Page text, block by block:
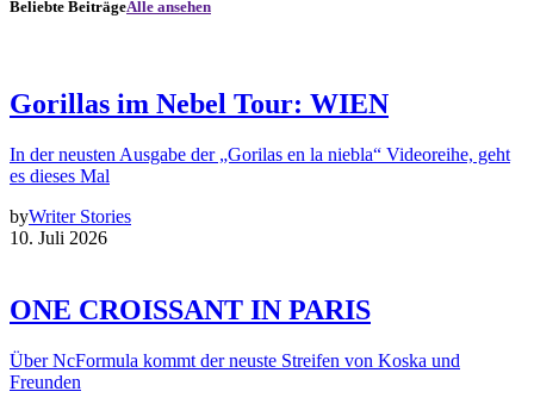
Beliebte BeiträgeAlle ansehen
Gorillas im Nebel Tour: WIEN
In der neusten Ausgabe der „Gorilas en la niebla“ Videoreihe, geht
es dieses Mal
byWriter Stories
10. Juli 2026
ONE CROISSANT IN PARIS
Über NcFormula kommt der neuste Streifen von Koska und
Freunden